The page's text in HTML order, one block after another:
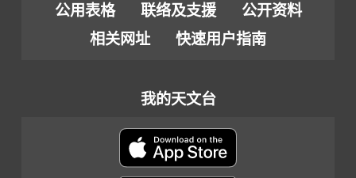
公用表格 联络及支援
公开资料
相关网址
快速用户指南
我的天文台